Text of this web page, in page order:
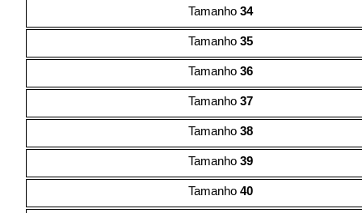
Tamanho 34
Tamanho 35
Tamanho 36
Tamanho 37
Tamanho 38
Tamanho 39
Tamanho 40